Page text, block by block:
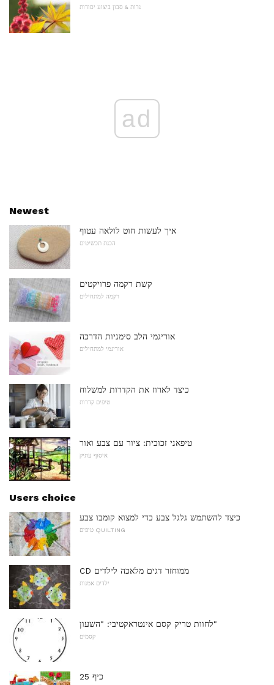
נרות & סבון ביצוע יסודות
ad
Newest
איך לעשות חוט לולאה עטוף
הכנת תכשיטים
קשת רקמה פרויקטים
רקמה למתחילים
אוריגמי הלב סימניות הדרכה
אוריגמי למתחילים
כיצד לארוז את הקדרות למשלוח
טיפים קדרות
טיפאני זכוכית: ציור עם צבע ואור
איסוף עתיק
Users choice
כיצד להשתמש גלגל צבע כדי למצוא קומבו צבע
טיפים QUILTING
CD ממוחזר דגים מלאכה לילדים
ילדים אמנות
לחוות טריק קסם אינטראקטיבי: "השעון"
קסמים
25 כיף